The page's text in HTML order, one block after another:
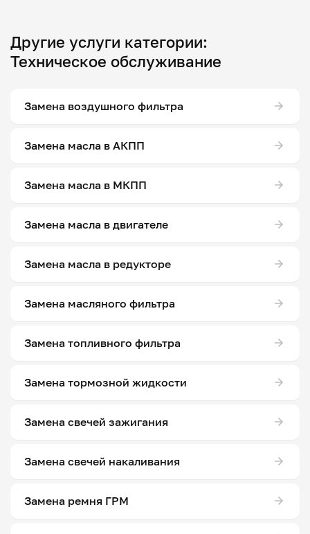
Другие услуги категории:
Техническое обслуживание
Замена воздушного фильтра
Замена масла в АКПП
Замена масла в МКПП
Замена масла в двигателе
Замена масла в редукторе
Замена масляного фильтра
Замена топливного фильтра
Замена тормозной жидкости
Замена свечей зажигания
Замена свечей накаливания
Замена ремня ГРМ